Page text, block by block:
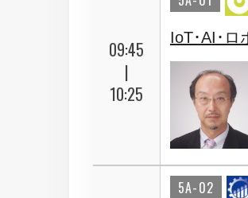
09:45
|
10:25
IoT･AI･
5A-02